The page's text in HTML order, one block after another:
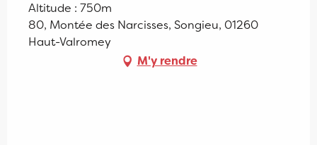
Altitude : 750m
80, Montée des Narcisses, Songieu, 01260
Haut-Valromey
M'y rendre